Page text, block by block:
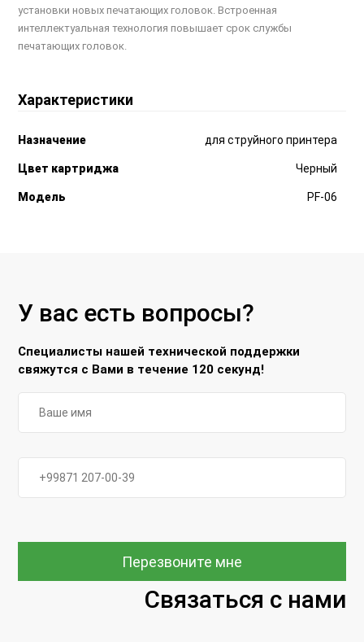
установки новых печатающих головок. Встроенная
интеллектуальная технология повышает срок службы
печатающих головок.
Характеристики
Назначение для струйного принтера
Цвет картриджа Черный
Модель PF-06
У вас есть вопросы?
Специалисты нашей технической поддержки
свяжутся с Вами в течение 120 секунд!
Перезвоните мне
Связаться с нами